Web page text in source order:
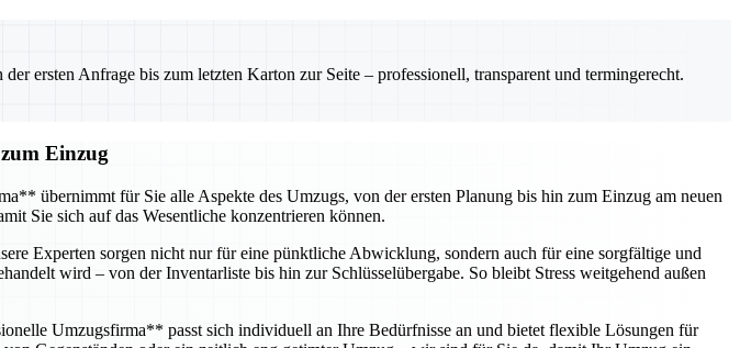
ersten Anfrage bis zum letzten Karton zur Seite – professionell, transparent und termingerecht.
Einzug
übernimmt für Sie alle Aspekte des Umzugs, von der ersten Planung bis hin zum Einzug am neuen
Sie sich auf das Wesentliche konzentrieren können.
Experten sorgen nicht nur für eine pünktliche Abwicklung, sondern auch für eine sorgfältige und
wird – von der Inventarliste bis hin zur Schlüsselübergabe. So bleibt Stress weitgehend außen
Umzugsfirma** passt sich individuell an Ihre Bedürfnisse an und bietet flexible Lösungen für